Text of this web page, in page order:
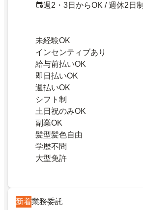
週2・3日からOK / 週休2日制
未経験OK
インセンティブあり
給与前払いOK
即日払いOK
週払いOK
シフト制
土日祝のみOK
副業OK
髪型髪色自由
学歴不問
大型免許
新着業務委託